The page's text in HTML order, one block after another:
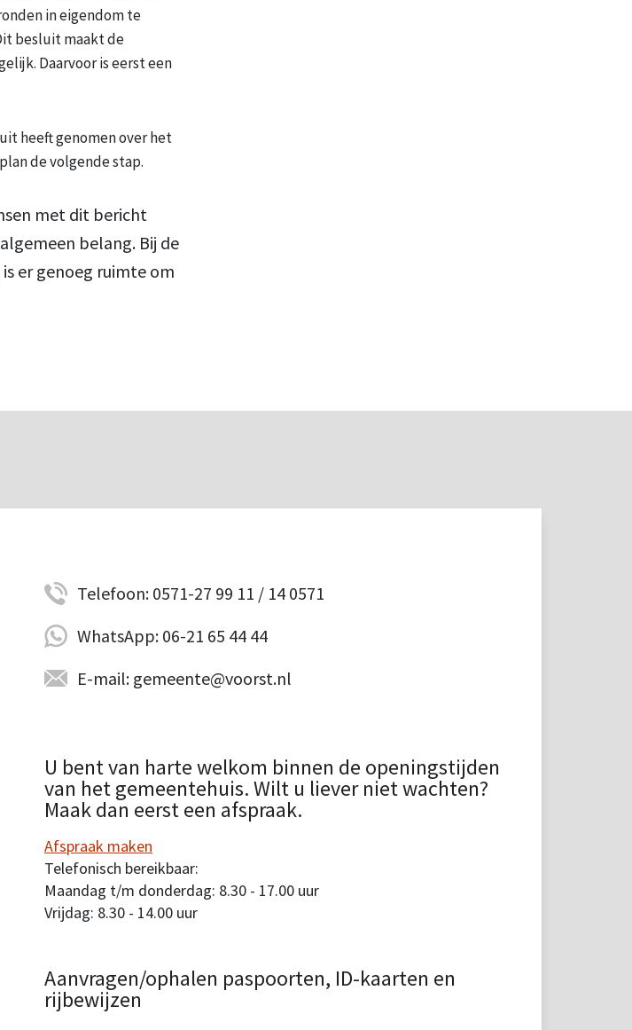
in eigendom te
besluit maakt de
Daarvoor is eerst een
heeft genomen over het
de volgende stap.
met dit bericht
belang. Bij de
er genoeg ruimte om
Telefoon: 0571-27 99 11 / 14 0571
WhatsApp: 06-21 65 44 44
E-mail: gemeente@voorst.nl
U bent van harte welkom binnen de openingstijden
van het gemeentehuis. Wilt u liever niet wachten?
Maak dan eerst een afspraak.
Afspraak maken
Telefonisch bereikbaar:
Maandag t/m donderdag: 8.30 - 17.00 uur
Vrijdag: 8.30 - 14.00 uur
Aanvragen/ophalen paspoorten, ID-kaarten en
rijbewijzen